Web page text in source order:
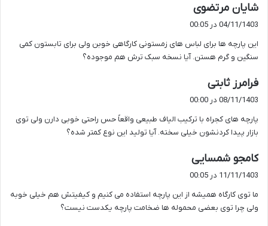
شایان مرتضوی
ف
:
04/11/1403 در 00:05
این پارچه ها برای لباس های زمستونی کارگاهی خوبن ولی برای تابستون کمی
سنگین و گرم هستن. آیا نسخه سبک ترش هم موجوده؟
فرامرز ثابتی
ف
:
08/11/1403 در 00:00
پارچه های کجراه با ترکیب الیاف طبیعی واقعاً حس راحتی خوبی دارن ولی توی
بازار پیدا کردنشون خیلی سخته. آیا تولید این نوع کمتر شده؟
کامجو شمسایی
ف
11/11/1403 در 00:05
ما توی کارگاه همیشه از این پارچه استفاده می کنیم و کیفیتش هم خیلی خوبه
ولی چرا توی بعضی محموله ها ضخامت پارچه یکدست نیست؟